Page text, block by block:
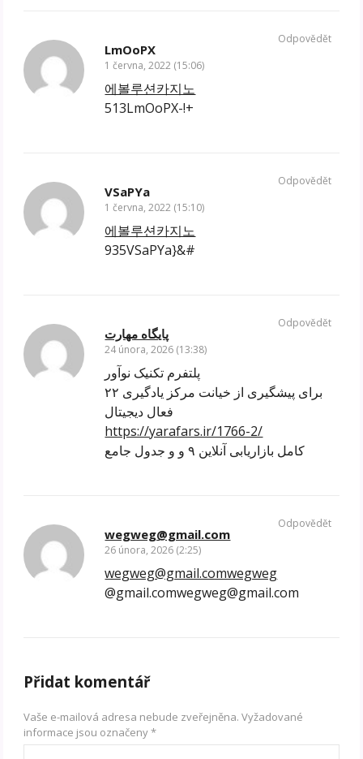
LmOoPX
1 června, 2022 (15:06)
에볼루션카지노
513LmOoPX-!+
Odpovědět
VSaPYa
1 června, 2022 (15:10)
에볼루션카지노
935VSaPYa}&#
Odpovědět
پایگاه مهارت
24 února, 2026 (13:38)
پلتفرم تکنیک نوآور
۲۲ برای پیشگیری از خیانت مرکز یادگیری
فعال دیجیتال
https://yarafars.ir/1766-2/
کامل بازاریابی آنلاین ۹ و و جدول جامع
Odpovědět
wegweg@gmail.com
26 února, 2026 (2:25)
wegweg@gmail.comwegweg
@gmail.comwegweg@gmail.com
Odpovědět
Přidat komentář
Vaše e-mailová adresa nebude zveřejněna. Vyžadované
informace jsou označeny*